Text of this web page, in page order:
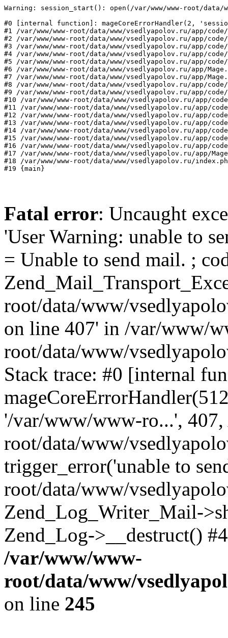
Warning: session_start(): open(/var/www/www-root/data/
#0 [internal function]: mageCoreErrorHandler(2,
#1 /var/www/www-root/data/www/vsedlyapolov.ru/app/
#2 /var/www/www-root/data/www/vsedlyapolov.ru/app/
#3 /var/www/www-root/data/www/vsedlyapolov.ru/app/
#4 /var/www/www-root/data/www/vsedlyapolov.ru/app/
#5 /var/www/www-root/data/www/vsedlyapolov.ru/app/
#6 /var/www/www-root/data/www/vsedlyapolov.ru/app/
#7 /var/www/www-root/data/www/vsedlyapolov.ru/app/
#8 /var/www/www-root/data/www/vsedlyapolov.ru/app/
#9 /var/www/www-root/data/www/vsedlyapolov.ru/app/
#10 /var/www/www-root/data/www/vsedlyapolov.ru/app/
#11 /var/www/www-root/data/www/vsedlyapolov.ru/app/
#12 /var/www/www-root/data/www/vsedlyapolov.ru/app/
#13 /var/www/www-root/data/www/vsedlyapolov.ru/app/
#14 /var/www/www-root/data/www/vsedlyapolov.ru/app/
#15 /var/www/www-root/data/www/vsedlyapolov.ru/app/
#16 /var/www/www-root/data/www/vsedlyapolov.ru/app/
#17 /var/www/www-root/data/www/vsedlyapolov.ru/app/
#18 /var/www/www-root/data/www/vsedlyapolov.ru/
#19 {main}
Fatal error: Uncaught
'User Warning: unable to
= Unable to send mail. ;
root/data/www/
on line 407' in /var/www/
root/data/www/
Stack trace: #0 [internal
'/var/www/www-ro...',
root/data/www/
trigger_error('unable to
root/data/www/
Zend_Log_Writer_Mail-
Zend_Log->__destruct()
/var/www/www-
root/data/www/
on line 245